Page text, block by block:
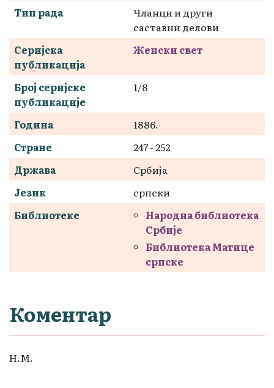
Тип рада
Чланци и други
саставни делови
Серијска
публикација
Женски свет
Број серијске
публикације
1/8
Година
1886.
Стране
247 - 252
Држава
Србија
Језик
српски
Библиотеке
Народна библиотека
Србије
Библиотека Матице
српске
Коментар
Н.М.